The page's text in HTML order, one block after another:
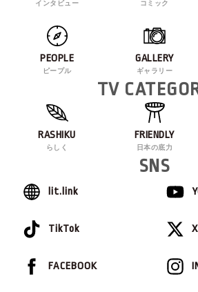
インタビュー コミック
PEOPLE
ピープル
GALLERY
ギャラリー
TV
RASHIKU
らしく
FRIENDLY
日本の底力
SNS
lit.link
TikTok X
FACEBOOK